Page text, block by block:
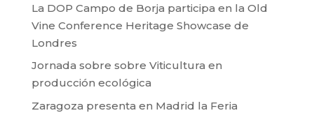
La DOP Campo de Borja participa en la Old
Vine Conference Heritage Showcase de
Londres
Jornada sobre sobre Viticultura en
producción ecológica
Zaragoza presenta en Madrid la Feria